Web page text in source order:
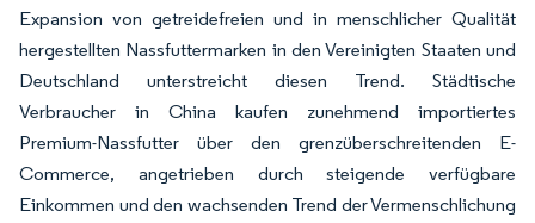
Expansion von getreidefreien und in menschlicher Qualität
hergestellten Nassfuttermarken in den Vereinigten Staaten und
Deutschland unterstreicht diesen Trend. Städtische
Verbraucher in China kaufen zunehmend importiertes
Premium-Nassfutter über den grenzüberschreitenden E-
Commerce, angetrieben durch steigende verfügbare
Einkommen und den wachsenden Trend der Vermenschlichung